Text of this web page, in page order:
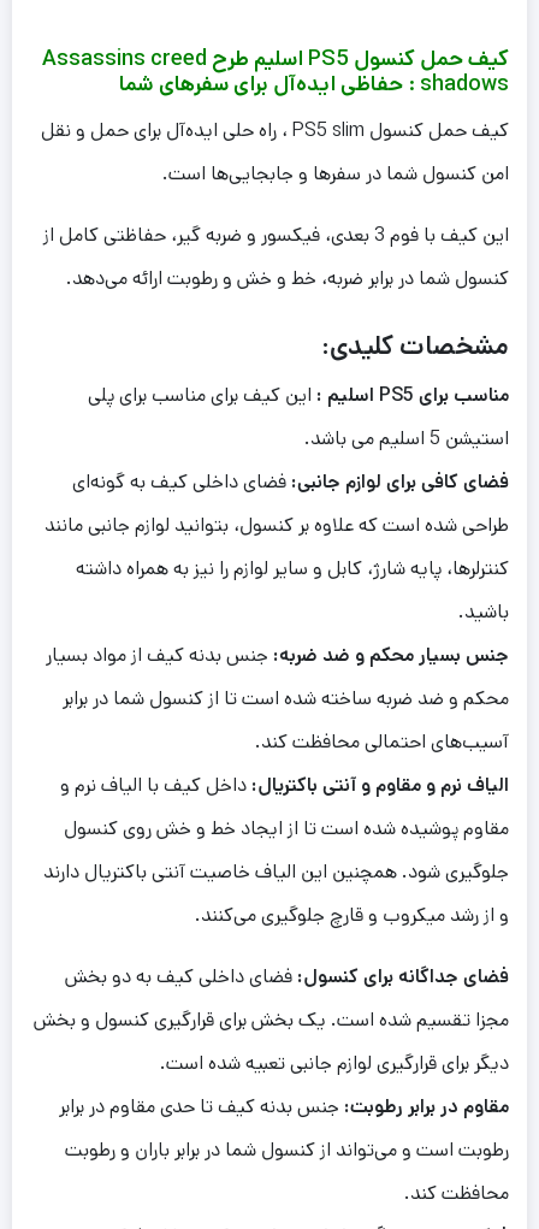
کیف حمل کنسول PS5 اسلیم طرح Assassins creed
shadows : حفاظی ایده‌آل برای سفرهای شما
کیف حمل کنسول PS5 slim ، راه حلی ایده‌آل برای حمل و نقل
امن کنسول شما در سفرها و جابجایی‌ها است.
این کیف با فوم 3 بعدی، فیکسور و ضربه گیر، حفاظتی کامل از
کنسول شما در برابر ضربه، خط و خش و رطوبت ارائه می‌دهد.
مشخصات کلیدی:
مناسب برای PS5 اسلیم :
این کیف برای مناسب برای پلی
استیشن 5 اسلیم می باشد.
فضای کافی برای لوازم جانبی: فضای داخلی کیف به گونه‌ای
طراحی شده است که علاوه بر کنسول، بتوانید لوازم جانبی مانند
کنترلرها، پایه شارژ، کابل و سایر لوازم را نیز به همراه داشته
باشید.
جنس بسیار محکم و ضد ضربه: جنس بدنه کیف از مواد بسیار
محکم و ضد ضربه ساخته شده است تا از کنسول شما در برابر
آسیب‌های احتمالی محافظت کند.
الیاف نرم و مقاوم و آنتی باکتریال: داخل کیف با الیاف نرم و
مقاوم پوشیده شده است تا از ایجاد خط و خش روی کنسول
جلوگیری شود. همچنین این الیاف خاصیت آنتی باکتریال دارند
و از رشد میکروب و قارچ جلوگیری می‌کنند.
فضای جداگانه برای کنسول: فضای داخلی کیف به دو بخش
مجزا تقسیم شده است. یک بخش برای قرارگیری کنسول و بخش
دیگر برای قرارگیری لوازم جانبی تعبیه شده است.
مقاوم در برابر رطوبت: جنس بدنه کیف تا حدی مقاوم در برابر
رطوبت است و می‌تواند از کنسول شما در برابر باران و رطوبت
محافظت کند.